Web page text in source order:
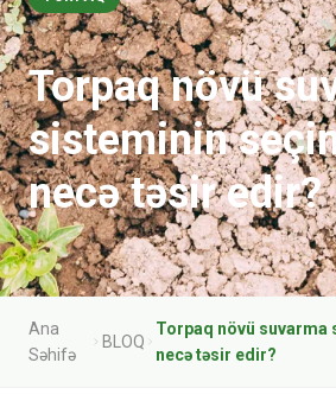
Torpaq növü
sisteminin
necə təsir edir?
Ana
Səhifə
BLOQ
Torpaq növü
necə təsir edir?